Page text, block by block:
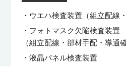
・ウエハ検査装置（組立配線
・フォトマスク欠陥検査装置
（組立配線・部材手配・導通
・液晶パネル検査装置